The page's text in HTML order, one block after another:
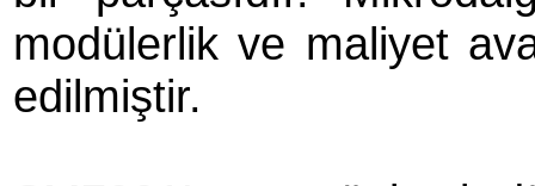
modülerlik ve maliyet
edilmiştir.